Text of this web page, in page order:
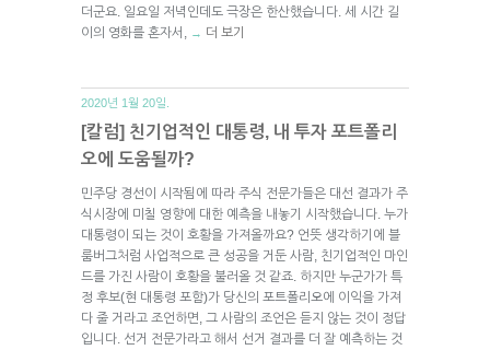
더군요. 일요일 저녁인데도 극장은 한산했습니다. 세 시간 길
이의 영화를 혼자서,
→ 더 보기
2020년 1월 20일.
[칼럼] 친기업적인 대통령, 내 투자 포트폴리
오에 도움될까?
민주당 경선이 시작됨에 따라 주식 전문가들은 대선 결과가 주
식시장에 미칠 영향에 대한 예측을 내놓기 시작했습니다. 누가
대통령이 되는 것이 호황을 가져올까요? 언뜻 생각하기에 블
룸버그처럼 사업적으로 큰 성공을 거둔 사람, 친기업적인 마인
드를 가진 사람이 호황을 불러올 것 같죠. 하지만 누군가가 특
정 후보(현 대통령 포함)가 당신의 포트폴리오에 이익을 가져
다 줄 거라고 조언하면, 그 사람의 조언은 듣지 않는 것이 정답
입니다. 선거 전문가라고 해서 선거 결과를 더 잘 예측하는 것